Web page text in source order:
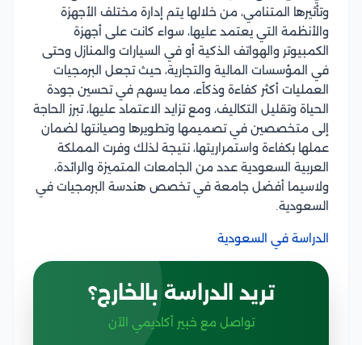
وتأثيرها المتنامي، من خلالها يتم إدارة مختلف الأجهزة
والأنظمة التي يعتمد عليها، سواء كانت على أجهزة
الكمبيوتر والهواتف الذكية أو في السيارات والمنازل وحتى
في المؤسسات المالية والتجارية، حيث تجعل البرمجيات
العمليات أكثر كفاءة وذكاًء، مما يسهم في تحسين جودة
الحياة وتقليل التكاليف، ومع تزايد الاعتماد عليها، تبرز الحاجة
إلى متخصصين في تصميمها وتطويرها وصيانتها لضمان
عملها بكفاءة واستمراريتها، نتيجة لذلك وفرت المملكة
العربية السعودية عدد من الجامعات المتميزة والرائدة،
ولاسيما أفضل جامعة في تخصص هندسة البرمجيات في
السعودية.
الدراسة في السعودية
تريد الدراسة بالخارج؟
تواصل مع خبير أكاديمي الآن